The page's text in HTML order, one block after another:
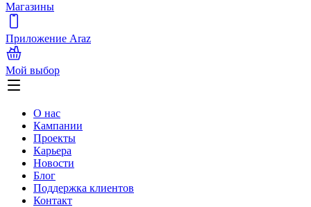
Магазины
Приложение Araz
Мой выбор
О нас
Кампании
Проекты
Карьера
Новости
Блог
Поддержка клиентов
Контакт